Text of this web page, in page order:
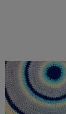
טווח
מחירים:
עד
למוצר
זה
יש
מספר
סוגים.